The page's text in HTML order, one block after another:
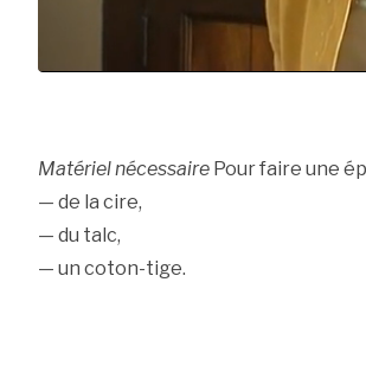
Matériel nécessairePour faire une
— de la cire,
— du talc,
— un coton-tige.